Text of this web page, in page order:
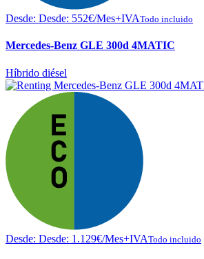
Desde: Desde: 552€/Mes+IVATodo incluido
Mercedes-Benz GLE 300d 4MATIC
Híbrido diésel
Desde: Desde: 1.129€/Mes+IVATodo incluido